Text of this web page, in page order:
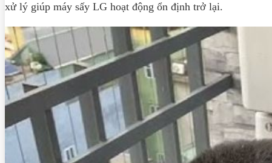
xử lý giúp máy sấy LG hoạt động ổn định trở lại.